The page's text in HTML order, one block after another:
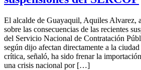
El alcalde de Guayaquil, Aquiles Alvarez,
sobre las consecuencias de las recientes
del Servicio Nacional de Contratación
según dijo afectan directamente a la
crítica, señaló, ha sido frenar la
una crisis nacional por […]